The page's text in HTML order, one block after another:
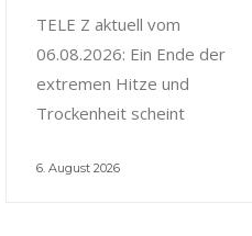
TELE Z aktuell vom
06.08.2026: Ein Ende der
extremen Hitze und
Trockenheit scheint
6. August 2026